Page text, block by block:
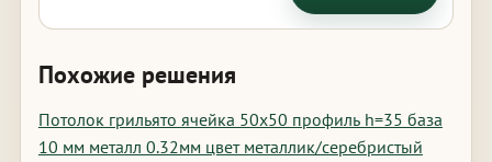
Похожие решения
Потолок грильято ячейка 50х50 профиль h=35 база
10 мм металл 0.32мм цвет металлик/серебристый